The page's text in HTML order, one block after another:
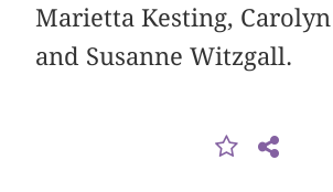
Marietta Kesting,
and Susanne Witzgall.